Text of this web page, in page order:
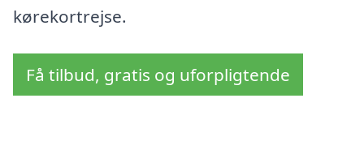
kørekortrejse.
Få tilbud, gratis og uforpligtende